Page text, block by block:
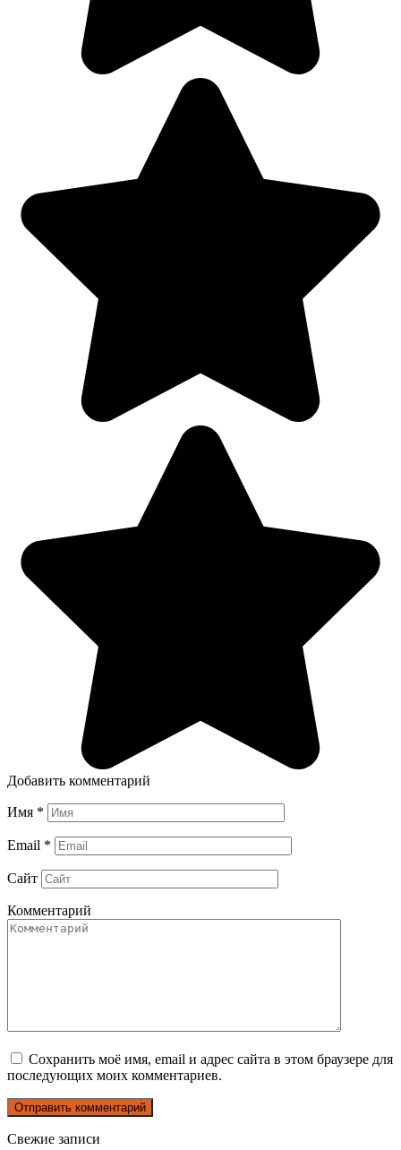
Добавить комментарий
Имя *
Email *
Сайт
Комментарий
Сохранить моё имя, email и адрес сайта в этом браузере для
последующих моих комментариев.
Свежие записи